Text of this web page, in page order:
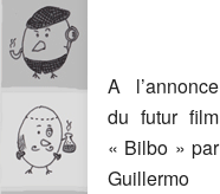
A l’annonce
du futur film
« Bilbo » par
Guillermo